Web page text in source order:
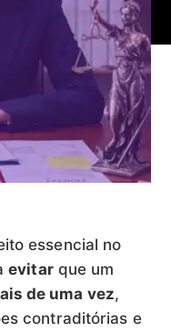
essencial no
evitarque um
de uma vez,
contraditórias e